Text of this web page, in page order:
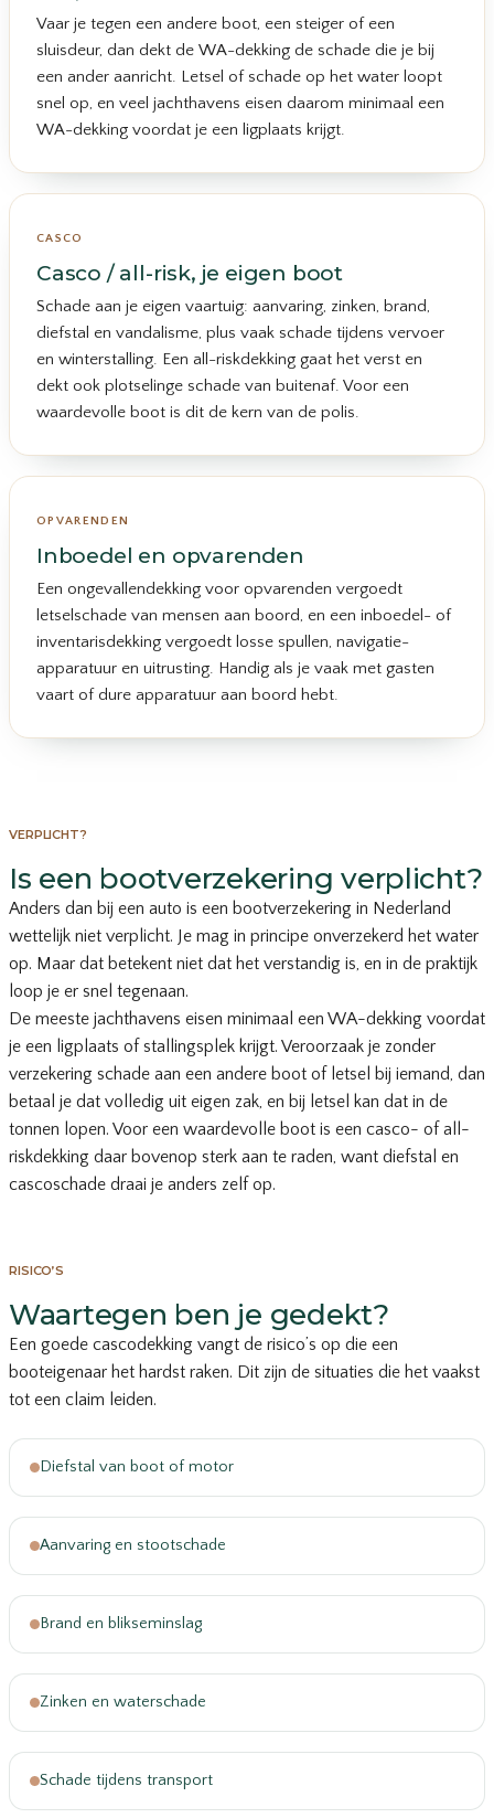
Vaar je tegen een andere boot, een steiger of een
sluisdeur, dan dekt de WA-dekking de schade die je bij
een ander aanricht. Letsel of schade op het water loopt
snel op, en veel jachthavens eisen daarom minimaal een
WA-dekking voordat je een ligplaats krijgt.
CASCO
Casco / all-risk, je eigen boot
Schade aan je eigen vaartuig: aanvaring, zinken, brand,
diefstal en vandalisme, plus vaak schade tijdens vervoer
en winterstalling. Een all-riskdekking gaat het verst en
dekt ook plotselinge schade van buitenaf. Voor een
waardevolle boot is dit de kern van de polis.
OPVARENDEN
Inboedel en opvarenden
Een ongevallendekking voor opvarenden vergoedt
letselschade van mensen aan boord, en een inboedel- of
inventarisdekking vergoedt losse spullen, navigatie-
apparatuur en uitrusting. Handig als je vaak met gasten
vaart of dure apparatuur aan boord hebt.
VERPLICHT?
Is een bootverzekering verplicht?
Anders dan bij een auto is een bootverzekering in Nederland
wettelijk niet verplicht. Je mag in principe onverzekerd het water
op. Maar dat betekent niet dat het verstandig is, en in de praktijk
loop je er snel tegenaan.
De meeste jachthavens eisen minimaal een WA-dekking voordat
je een ligplaats of stallingsplek krijgt. Veroorzaak je zonder
verzekering schade aan een andere boot of letsel bij iemand, dan
betaal je dat volledig uit eigen zak, en bij letsel kan dat in de
tonnen lopen. Voor een waardevolle boot is een casco- of all-
riskdekking daar bovenop sterk aan te raden, want diefstal en
cascoschade draai je anders zelf op.
RISICO’S
Waartegen ben je gedekt?
Een goede cascodekking vangt de risico’s op die een
booteigenaar het hardst raken. Dit zijn de situaties die het vaakst
tot een claim leiden.
Diefstal van boot of motor
Aanvaring en stootschade
Brand en blikseminslag
Zinken en waterschade
Schade tijdens transport